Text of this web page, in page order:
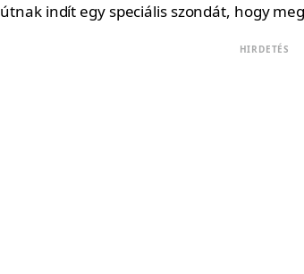
útnak indít egy speciális szondát, hogy
HIRDETÉS